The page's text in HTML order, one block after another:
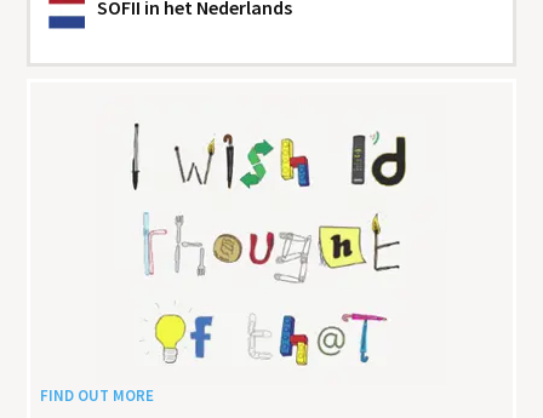
SOFII in het Nederlands
FIND OUT MORE